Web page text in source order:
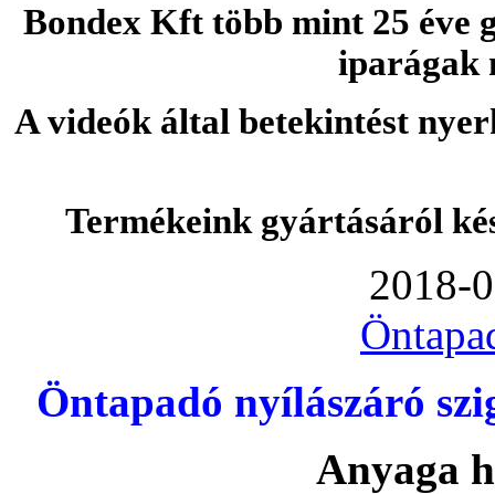
Bondex Kft több mint 25 éve
iparágak
A videók által betekintést
Termékeink gyártásáról
2018-
Öntapadó nyílászáró
Anyaga